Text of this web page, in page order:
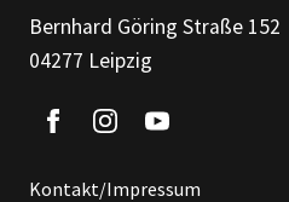
Bernhard Göring Straße 152
04277 Leipzig
Kontakt/Impressum